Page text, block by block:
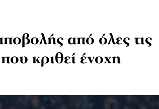
από όλες τις
κριθεί ένοχη